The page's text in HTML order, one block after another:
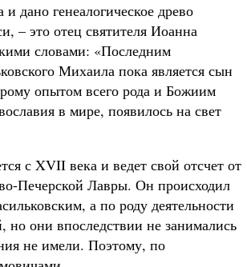
дано генеалогическое древо
– это отец святителя Иоанна
словами: «Последним
Михаила пока является сын
опытом всего рода и Божиим
в мире, появилось на свет
с XVII века и ведет свой отсчет от
Печерской Лавры. Он происходил
а по роду деятельности
они впоследствии не занимались
не имели. Поэтому, по